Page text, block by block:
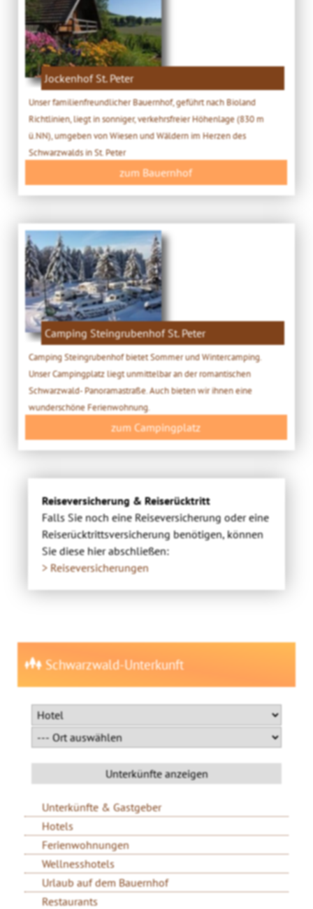
Jockenhof St. Peter
Unser familienfreundlicher Bauernhof, geführt nach Bioland
Richtlinien, liegt in sonniger, verkehrsfreier Höhenlage (830 m
ü.NN), umgeben von Wiesen und Wäldern im Herzen des
Schwarzwalds in St. Peter
zum Bauernhof
Camping Steingrubenhof St. Peter
Camping Steingrubenhof bietet Sommer und Wintercamping.
Unser Campingplatz liegt unmittelbar an der romantischen
Schwarzwald- Panoramastraße. Auch bieten wir ihnen eine
wunderschöne Ferienwohnung.
zum Campingplatz
Reiseversicherung & Reiserücktritt
Falls Sie noch eine Reiseversicherung oder eine
Reiserücktrittsversicherung benötigen, können
Sie diese hier abschließen:
> Reiseversicherungen
Schwarzwald-Unterkunft
Unterkünfte & Gastgeber
Hotels
Ferienwohnungen
Wellnesshotels
Urlaub auf dem Bauernhof
Restaurants